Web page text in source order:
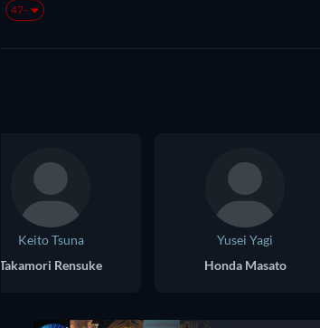
-47
Yusei Yagi
Honda Masato
Keito Tsuna
Takamori Rensuke